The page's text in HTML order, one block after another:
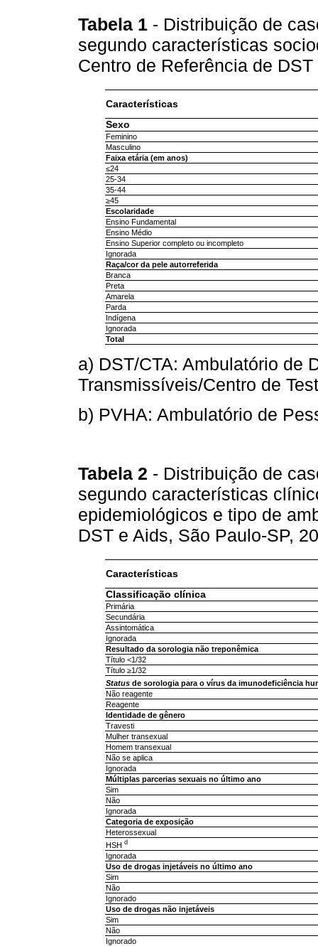
Tabela 1 - Distribuição de
segundo características
Centro de Referência de
Características
Sexo
Feminino
Masculino
Faixa etária (em anos)
≤24
25-34
35-44
≥45
Escolaridade
Ensino Fundamental
Ensino Médio
Ensino Superior completo ou incompleto
Ignorada
Raça/cor da pele autorreferida
Branca
Preta
Amarela
Parda
Indígena
Ignorada
Total
a) DST/CTA: Ambulatório de
Transmissíveis/Centro de
b) PVHA: Ambulatório de
Tabela 2 - Distribuição de
segundo características
epidemiológicos e tipo de
DST e Aids, São Paulo-SP,
Características
Classificação clínica
Primária
Secundária
Assintomática
Ignorada
Resultado da sorologia não treponêmica
Título <1/32
Título ≥1/32
Statusde sorologia para o vírus da imunodeficiência
Não reagente
Reagente
Identidade de gênero
Travesti
Mulher transexual
Homem transexual
Não se aplica
Ignorada
Múltiplas parcerias sexuais no último ano
Sim
Não
Ignorada
Categoria de exposição
Heterossexual
HSH d
Ignorada
Uso de drogas injetáveis no último ano
Sim
Não
Ignorado
Uso de drogas não injetáveis
Sim
Não
Ignorado